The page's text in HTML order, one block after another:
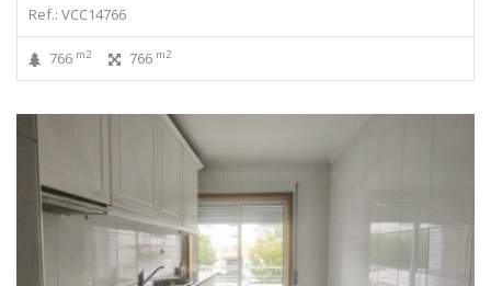
Ref.: VCC14766
766 m2 766 m2